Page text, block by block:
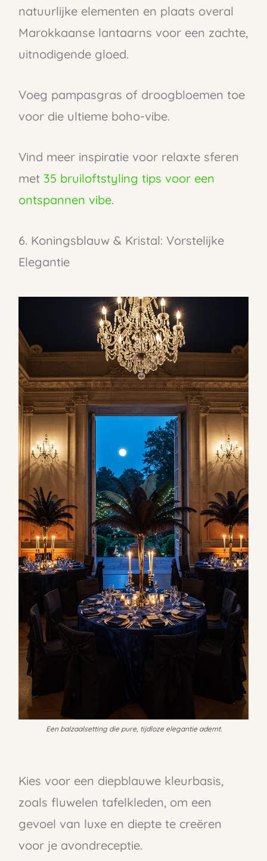
natuurlijke elementen en plaats overal
Marokkaanse lantaarns voor een zachte,
uitnodigende gloed.
Voeg pampasgras of droogbloemen toe
voor die ultieme boho-vibe.
Vind meer inspiratie voor relaxte sferen
met 35 bruiloftstyling tips voor een
ontspannen vibe.
6. Koningsblauw & Kristal: Vorstelijke
Elegantie
Een balzaalsetting die pure, tijdloze elegantie ademt.
Kies voor een diepblauwe kleurbasis,
zoals fluwelen tafelkleden, om een
gevoel van luxe en diepte te creëren
voor je avondreceptie.